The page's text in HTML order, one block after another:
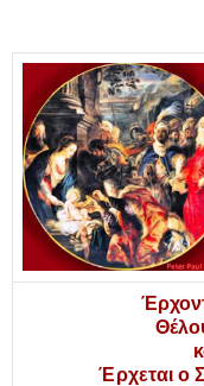
Έρχεται ο